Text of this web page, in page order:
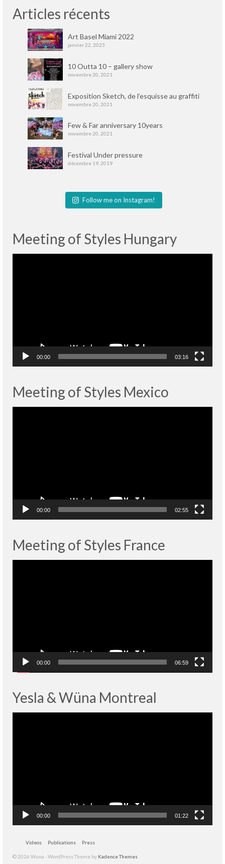
Articles récents
Art Basel Miami 2022
janvier 22, 2023
10 Outta 10 – gallery show
novembre 20, 2021
Exposition Sketch, de l’esquisse au graffiti
novembre 20, 2021
Few & Far anniversary 10years
novembre 20, 2021
Festival Under pressure
décembre 19, 2019
Follow me on Instagram!
Meeting of Styles Hungary
00:00 03:16
Meeting of Styles Mexico
00:00 02:55
Meeting of Styles France
00:00 06:59
Yesla & Wüna Montreal
00:00 01:22
Videos Publications Press
© 2026 Wuna - WordPress Theme by Kadence Themes